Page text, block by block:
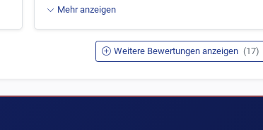
Mehr anzeigen
Weitere Bewertungen anzeigen (17)